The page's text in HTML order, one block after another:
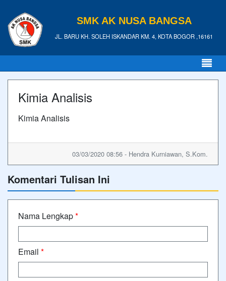
SMK AK NUSA BANGSA
JL. BARU KH. SOLEH ISKANDAR KM. 4, KOTA BOGOR ,16161
Kimia Analisis
Kimia Analisis
03/03/2020 08:56 - Hendra Kurniawan, S.Kom.
Komentari Tulisan Ini
Nama Lengkap*
Email *